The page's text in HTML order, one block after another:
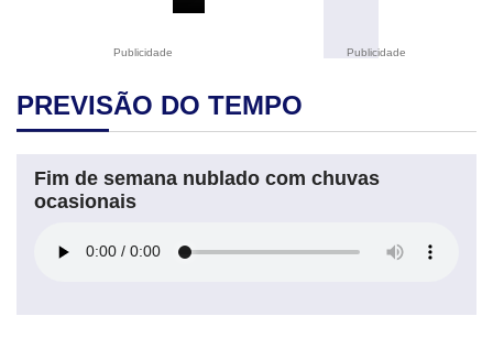
Publicidade Publicidade
PREVISÃO DO TEMPO
Fim de semana nublado com chuvas
ocasionais